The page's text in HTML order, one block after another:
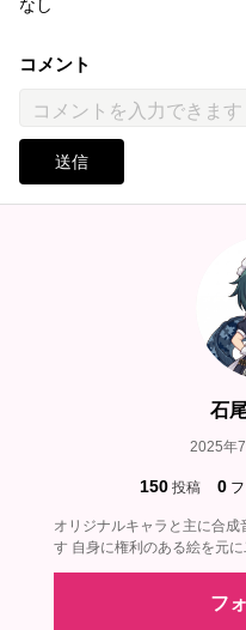
なし
コメント
送信
石
2025年
150 投稿 0
オリジナルキャラと主に合成
す 自身に権利のある絵を元
フ